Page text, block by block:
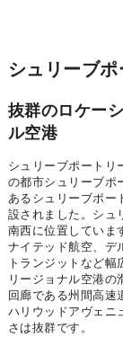
シュリーブ
抜群のロケー
ル空港
シュリーブポートリ
の都市シュリーブポ
あるシュリーブポー
設されました。シュ
南西に位置していま
ナイテッド航空、デ
トランジットなど
リージョナル空港
回廊である州間高速
ハリウッドアヴェニ
さは抜群です。